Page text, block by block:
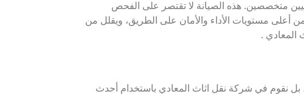
متخصصين. هذه الصيانة لا تقتصر على الفحص
أعلى مستويات الأداء والأمان على الطريق، ويقلل من
المعادي .
بل نقوم في شركة نقل اثاث المعادي باستخدام أحدث